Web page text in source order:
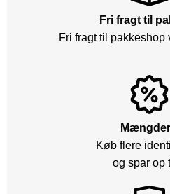
Fri fragt til
Fri fragt til pakkeshop
Køb flere
og spar op